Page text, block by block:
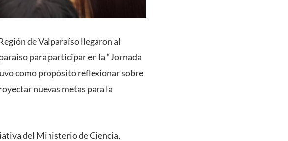
de Valparaíso llegaron al
para participar en la “Jornada
como propósito reflexionar sobre
nuevas metas para la
del Ministerio de Ciencia,